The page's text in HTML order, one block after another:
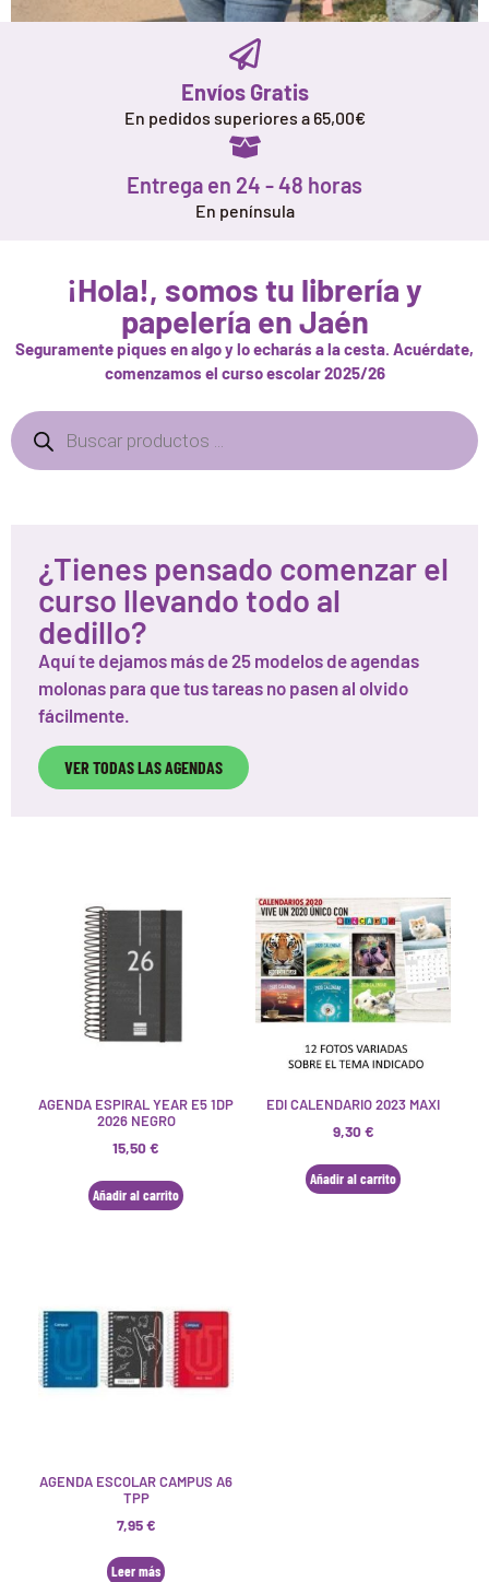
¡VUELTA AL COLE!
Completa la mochila con tus materiales
Envíos Gratis
En pedidos superiores a 65,00€
Entrega en 24 - 48 horas
En península
¡Hola!, somos tu librería y
papelería en Jaén
Seguramente piques en algo y lo echarás a la cesta. Acuérdate,
comenzamos el curso escolar 2025/26
¿Tienes pensado comenzar el
curso llevando todo al
dedillo?
Aquí te dejamos más de 25 modelos de agendas
molonas para que tus tareas no pasen al olvido
fácilmente.
VER TODAS LAS AGENDAS
AGENDA ESPIRAL YEAR E5 1DP
2026 NEGRO
15,50€
Añadir al carrito
EDI CALENDARIO 2023 MAXI
9,30€
Añadir al carrito
AGENDA ESCOLAR CAMPUS A6
TPP
7,95€
Leer más